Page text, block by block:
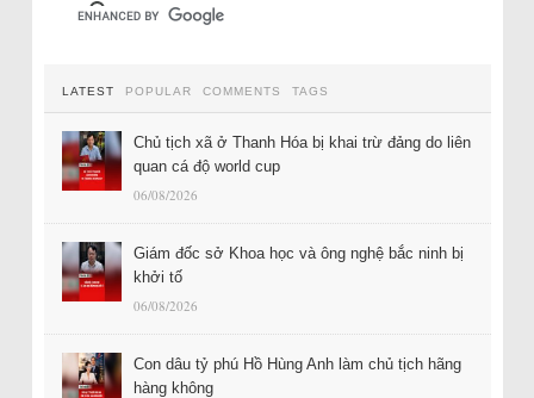
LATEST POPULAR COMMENTS TAGS
Chủ tịch xã ở Thanh Hóa bị khai trừ đảng do liên
quan cá độ world cup
06/08/2026
Giám đốc sở Khoa học và ông nghệ bắc ninh bị
khởi tố
06/08/2026
Con dâu tỷ phú Hồ Hùng Anh làm chủ tịch hãng
hàng không